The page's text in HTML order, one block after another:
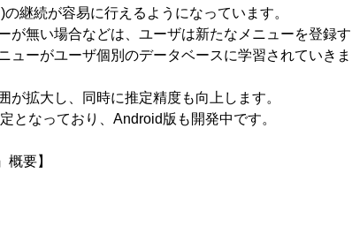
)の継続が容易に行えるようになっています。
が無い場合などは、ユーザは新たなメニューを登録す
ューがユーザ個別のデータベースに学習されていきま
拡大し、同時に推定精度も向上します。
となっており、Android版も開発中です。
要】